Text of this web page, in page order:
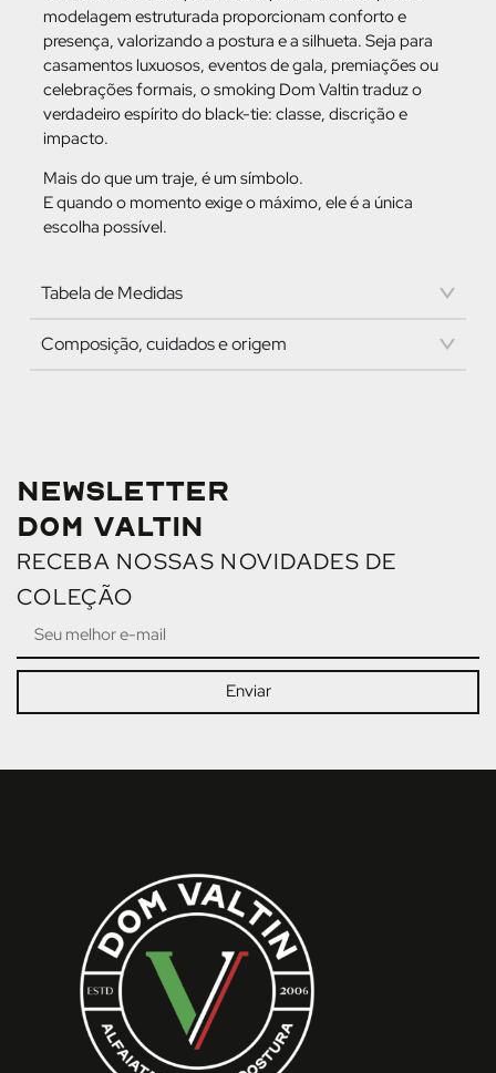
modelagem estruturada proporcionam conforto e
presença, valorizando a postura e a silhueta. Seja para
casamentos luxuosos, eventos de gala, premiações ou
celebrações formais, o smoking Dom Valtin traduz o
verdadeiro espírito do black-tie: classe, discrição e
impacto.
Mais do que um traje, é um símbolo.
E quando o momento exige o máximo, ele é a única
escolha possível.
Tabela de Medidas
Composição, cuidados e origem
NEWSLETTER
DOM VALTIN
RECEBA NOSSAS NOVIDADES DE
COLEÇÃO
Enviar